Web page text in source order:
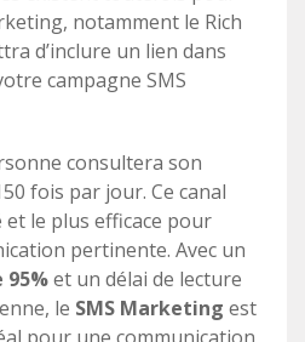
notamment le Rich
d’inclure un lien dans
campagne SMS
consultera son
fois par jour. Ce canal
le plus efficace pour
pertinente. Avec un
95%et un délai de lecture
le SMS Marketing est